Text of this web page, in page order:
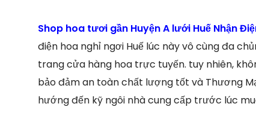
Shop hoa tươi gần Huyện A lưới Huế Nhận
điện hoa nghỉ ngơi Huế lúc này vô cùng đa
trang cửa hàng hoa trực tuyến. tuy nhiên,
bảo đảm an toàn chất lượng tốt và Thương
hướng đến kỹ ngôi nhà cung cấp trước lúc